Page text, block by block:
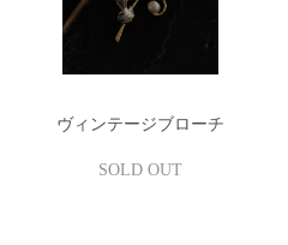
ヴィンテージブローチ
SOLD OUT